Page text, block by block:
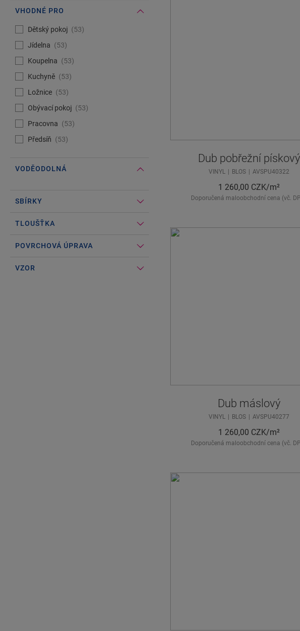
VHODNÉ PRO
#Select#Vhodné pro
Dětský pokoj
53
Jídelna
53
Koupelna
53
Kuchyně
53
Ložnice
53
Obývací pokoj
53
Pracovna
53
Předsíň
53
VODĚODOLNÁ
SBÍRKY
TLOUŠŤKA
POVRCHOVÁ ÚPRAVA
VZOR
Dub pobřežní pískový
VINYL BLOS AVSPU40322
1 260,00 CZK/m²
Doporučená maloobchodní cena (vč.
Dub máslový
VINYL BLOS AVSPU40277
1 260,00 CZK/m²
Doporučená maloobchodní cena (vč.